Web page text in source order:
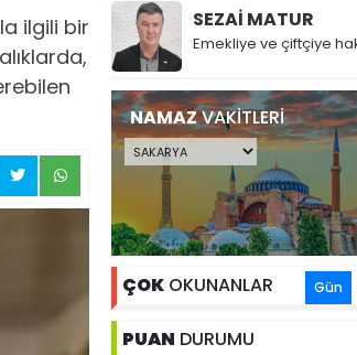
ilgili bir
SEZAİ MATUR
Emekliye ve çiftçiye
NAMAZVAKİTLERİ
ÇOK OKUNANLAR Gün
PUAN DURUMU